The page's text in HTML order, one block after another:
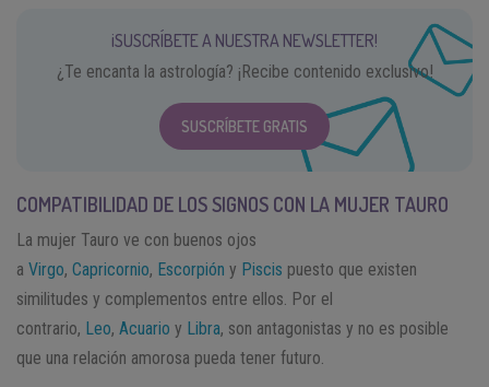
¡SUSCRÍBETE A NUESTRA NEWSLETTER!
¿Te encanta la astrología? ¡Recibe contenido exclusivo!
SUSCRÍBETE GRATIS
COMPATIBILIDAD DE LOS SIGNOS CON LA MUJER TAURO
La mujer Tauro ve con buenos ojos
a Virgo, Capricornio, Escorpión y Piscis puesto que existen
similitudes y complementos entre ellos. Por el
contrario, Leo, Acuario y Libra, son antagonistas y no es posible
que una relación amorosa pueda tener futuro.